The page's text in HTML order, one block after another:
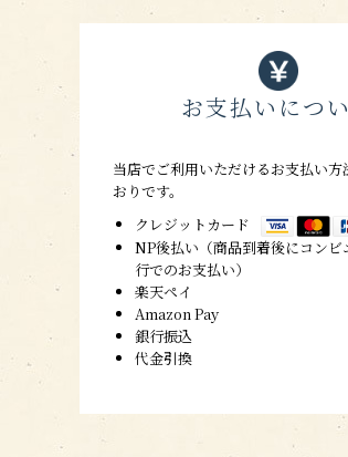
お支払いにつ
当店でご利用いただけるお支払い方
おりです。
クレジットカード
NP後払い（商品到着後にコンビ
行でのお支払い）
楽天ペイ
Amazon Pay
銀行振込
代金引換